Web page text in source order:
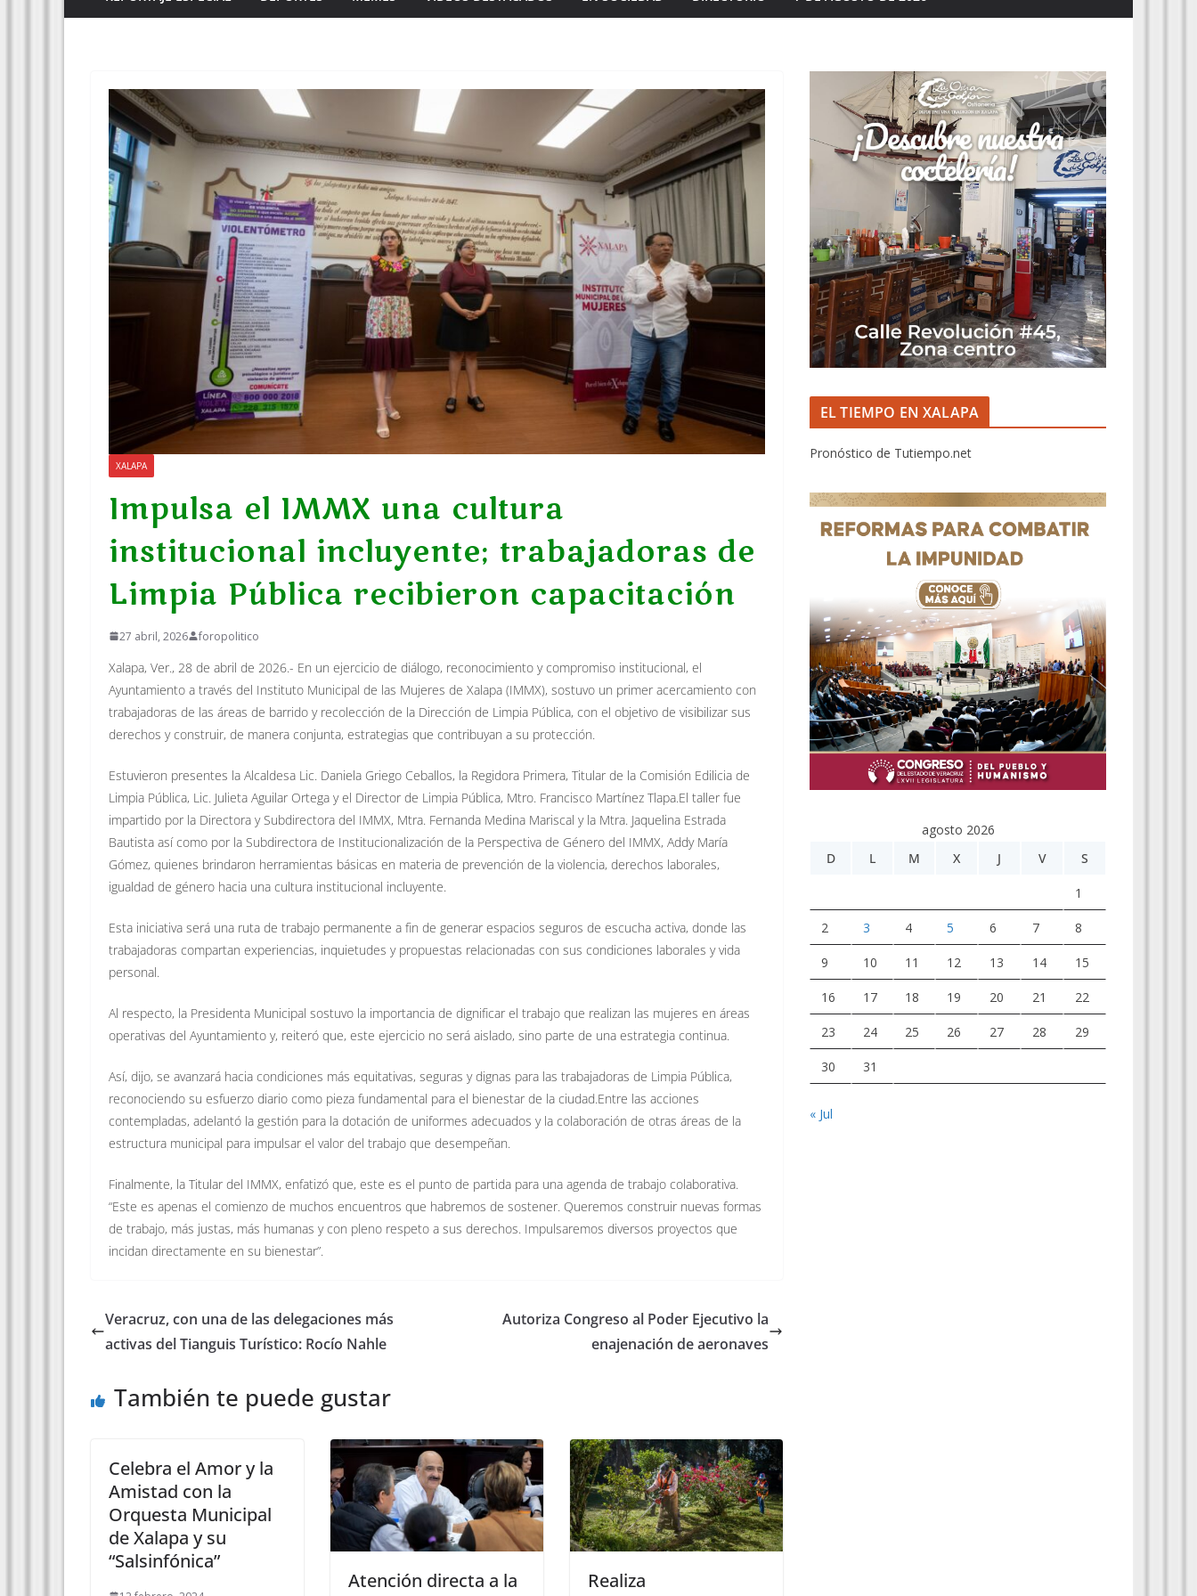
XALAPA
Impulsa el IMMX una cultura
institucional incluyente; trabajadoras de
Limpia Pública recibieron capacitación
27 abril, 2026 foropolitico
Xalapa, Ver., 28 de abril de 2026.- En un ejercicio de diálogo, reconocimiento y compromiso institucional, el
Ayuntamiento a través del Instituto Municipal de las Mujeres de Xalapa (IMMX), sostuvo un primer acercamiento con
trabajadoras de las áreas de barrido y recolección de la Dirección de Limpia Pública, con el objetivo de visibilizar sus
derechos y construir, de manera conjunta, estrategias que contribuyan a su protección.
Estuvieron presentes la Alcaldesa Lic. Daniela Griego Ceballos, la Regidora Primera, Titular de la Comisión Edilicia de
Limpia Pública, Lic. Julieta Aguilar Ortega y el Director de Limpia Pública, Mtro. Francisco Martínez Tlapa.El taller fue
impartido por la Directora y Subdirectora del IMMX, Mtra. Fernanda Medina Mariscal y la Mtra. Jaquelina Estrada
Bautista así como por la Subdirectora de Institucionalización de la Perspectiva de Género del IMMX, Addy María
Gómez, quienes brindaron herramientas básicas en materia de prevención de la violencia, derechos laborales,
igualdad de género hacia una cultura institucional incluyente.
Esta iniciativa será una ruta de trabajo permanente a fin de generar espacios seguros de escucha activa, donde las
trabajadoras compartan experiencias, inquietudes y propuestas relacionadas con sus condiciones laborales y vida
personal.
Al respecto, la Presidenta Municipal sostuvo la importancia de dignificar el trabajo que realizan las mujeres en áreas
operativas del Ayuntamiento y, reiteró que, este ejercicio no será aislado, sino parte de una estrategia continua.
Así, dijo, se avanzará hacia condiciones más equitativas, seguras y dignas para las trabajadoras de Limpia Pública,
reconociendo su esfuerzo diario como pieza fundamental para el bienestar de la ciudad.Entre las acciones
contempladas, adelantó la gestión para la dotación de uniformes adecuados y la colaboración de otras áreas de la
estructura municipal para impulsar el valor del trabajo que desempeñan.
Finalmente, la Titular del IMMX, enfatizó que, este es el punto de partida para una agenda de trabajo colaborativa.
“Este es apenas el comienzo de muchos encuentros que habremos de sostener. Queremos construir nuevas formas
de trabajo, más justas, más humanas y con pleno respeto a sus derechos. Impulsaremos diversos proyectos que
incidan directamente en su bienestar”.
Veracruz, con una de las delegaciones más
activas del Tianguis Turístico: Rocío Nahle
Autoriza Congreso al Poder Ejecutivo la
enajenación de aeronaves
También te puede gustar
Celebra el Amor y la
Amistad con la
Orquesta Municipal
de Xalapa y su
“Salsinfónica”
Atención directa a la
Realiza
EL TIEMPO EN XALAPA
Pronóstico de Tutiempo.net
agosto 2026
D
L M X J V S
1
2 3 4 5 6 7 8
9 10 11 12 13 14 15
16 17 18 19 20 21 22
23 24 25 26 27 28 29
30 31
« Jul